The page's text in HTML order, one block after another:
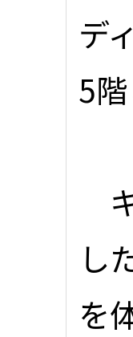
デ
5階
し
を